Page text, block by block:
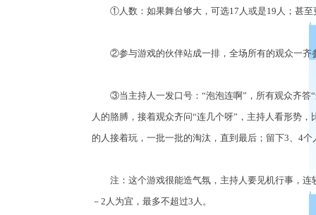
①人数：如果舞台够大，可选17人或是19人；甚至
②参与游戏的伙伴站成一排，全场所有的观众一齐
③当主持人一发口号：“泡泡连啊”，所有观众齐答“
人的胳膊，接着观众齐问“连几个呀”，主持人看形势
的人接着玩，一批一批的淘汰，直到最后；留下3、4个
注：这个游戏很能造气氛，主持人要见机行事，连
－2人为宜，最多不超过3人。